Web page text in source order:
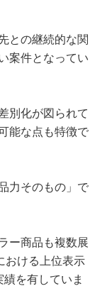
との継続的な関
案件となってい
別化が図られて
能な点も特徴で
力そのもの」で
ー商品も複数展
おける上位表示
を有していま